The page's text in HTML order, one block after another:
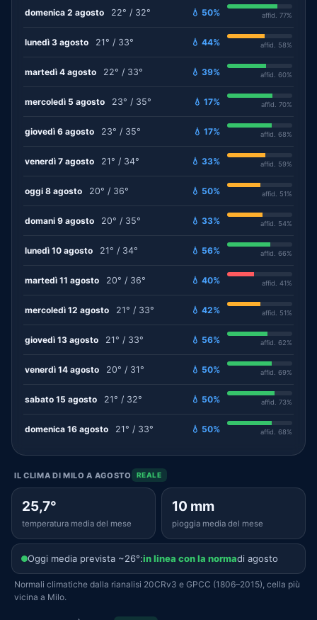
domenica 2 agosto 22° / 32° 💧 50% affid. 77%
lunedì 3 agosto 21° / 33° 💧 44% affid. 58%
martedì 4 agosto 22° / 33° 💧 39% affid. 60%
mercoledì 5 agosto 23° / 35° 💧 17% affid. 70%
giovedì 6 agosto 23° / 35° 💧 17% affid. 68%
venerdì 7 agosto 21° / 34° 💧 33% affid. 59%
oggi 8 agosto 20° / 36° 💧 50% affid. 51%
domani 9 agosto 20° / 35° 💧 33% affid. 54%
lunedì 10 agosto 21° / 34° 💧 56% affid. 66%
martedì 11 agosto 20° / 36° 💧 40% affid. 41%
mercoledì 12 agosto 21° / 33° 💧 42% affid. 51%
giovedì 13 agosto 21° / 33° 💧 56% affid. 62%
venerdì 14 agosto 20° / 31° 💧 50% affid. 69%
sabato 15 agosto 21° / 32° 💧 50% affid. 73%
domenica 16 agosto 21° / 33° 💧 50% affid. 68%
IL CLIMA DI MILO A AGOSTO REALE
25,7°
temperatura media del mese
10 mm
pioggia media del mese
Oggi media prevista ~26°:in linea con la normadi agosto
Normali climatiche dalla rianalisi 20CRv3 e GPCC (1806–2015), cella più
vicina a Milo.